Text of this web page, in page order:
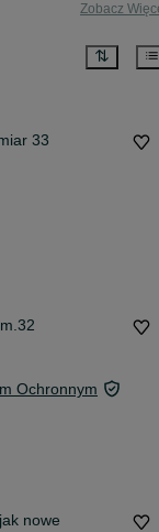
Zobacz
33
Ochronnym
nowe